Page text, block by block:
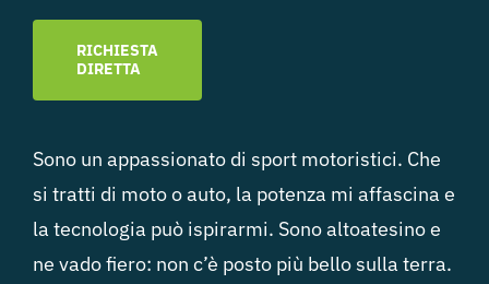
RICHIESTA
DIRETTA
Sono un appassionato di sport motoristici. Che
si tratti di moto o auto, la potenza mi affascina e
la tecnologia può ispirarmi. Sono altoatesino e
ne vado fiero: non c’è posto più bello sulla terra.